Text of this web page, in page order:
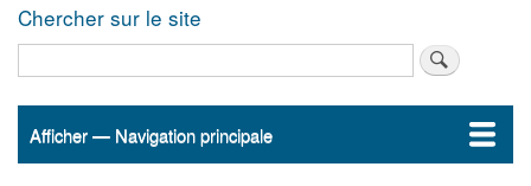
Chercher sur le site
Navigation
Afficher — Navigation principale